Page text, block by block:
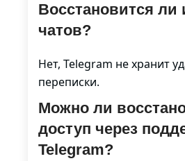
Восстановится ли
чатов?
Нет, Telegram не хранит
переписки.
Можно ли
доступ через
Telegram?